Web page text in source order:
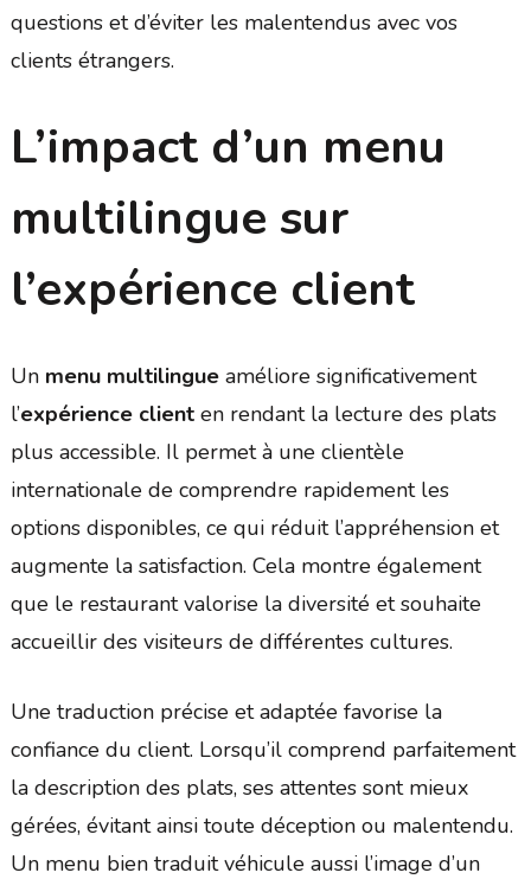
questions et d’éviter les malentendus avec vos
clients étrangers.
L’impact d’un menu
multilingue sur
l’expérience client
Un menu multilingueaméliore significativement
l’expérience clienten rendant la lecture des plats
plus accessible. Il permet à une clientèle
internationale de comprendre rapidement les
options disponibles, ce qui réduit l’appréhension et
augmente la satisfaction. Cela montre également
que le restaurant valorise la diversité et souhaite
accueillir des visiteurs de différentes cultures.
Une traduction précise et adaptée favorise la
confiance du client. Lorsqu’il comprend parfaitement
la description des plats, ses attentes sont mieux
gérées, évitant ainsi toute déception ou malentendu.
Un menu bien traduit véhicule aussi l’image d’un